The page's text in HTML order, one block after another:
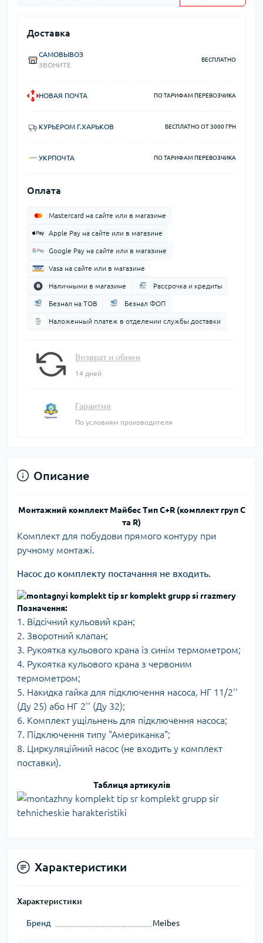
Доставка
САМОВЫВОЗ
ЗВОНИТЕ
БЕСПЛАТНО
НОВАЯ ПОЧТА ПО ТАРИФАМ ПЕРЕВОЗЧИКА
КУРЬЕРОМ Г.ХАРЬКОВ БЕСПЛАТНО ОТ 3000 ГРН
УКРПОЧТА ПО ТАРИФАМ ПЕРЕВОЗЧИКА
Оплата
Mastercard на сайте или в магазине
Apple Pay на сайте или в магазине
Google Pay на сайте или в магазине
Vasa на сайте или в магазине
Наличными в магазине Рассрочка и кредиты
Безнал на ТОВ Безнал ФОП
Наложенный платеж в отделении службы доставки
Возврат и обмен
14 дней
Гарантия
По условиям производителя
Описание
Монтажний комплект Майбес Тип С+R (комплект груп С
та R)
Комплект для побудови прямого контуру при
ручному монтажі.
Насос до комплекту постачання не входить.
Позначення:
1. Відсічний кульовий кран;
2. Зворотний клапан;
3. Рукоятка кульового крана із синім термометром;
4. Рукоятка кульового крана з червоним
термометром;
5. Накидка гайка для підключення насоса, НГ 11/2''
(Ду 25) або НГ 2'' (Ду 32);
6. Комплект ущільнень для підключення насоса;
7. Підключення типу "Американка";
8. Циркуляційний насос (не входить у комплект
поставки).
Таблиця артикулів
Характеристики
Характеристики
Бренд Meibes